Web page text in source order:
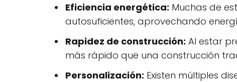
Eficiencia energética: Muchas de
autosuficientes, aprovechando
Rapidez de construcción: Al estar
más rápido que una construcción
Personalización: Existen múltiples